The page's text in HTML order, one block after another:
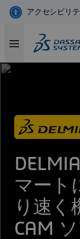
ン
マート
り速く
CAM